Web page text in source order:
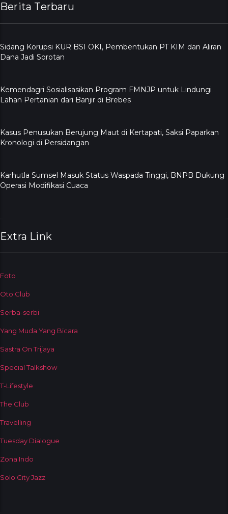
Berita Terbaru
Sidang Korupsi KUR BSI OKI, Pembentukan PT KIM dan Aliran
Dana Jadi Sorotan
Kemendagri Sosialisasikan Program FMNJP untuk Lindungi
Lahan Pertanian dari Banjir di Brebes
Kasus Penusukan Berujung Maut di Kertapati, Saksi Paparkan
Kronologi di Persidangan
Karhutla Sumsel Masuk Status Waspada Tinggi, BNPB Dukung
Operasi Modifikasi Cuaca
Extra Link
Foto
Oto Club
Serba-serbi
Yang Muda Yang Bicara
Sastra On Trijaya
Special Talkshow
T-Lifestyle
The Club
Travelling
Tuesday Dialogue
Zona Indo
Solo City Jazz